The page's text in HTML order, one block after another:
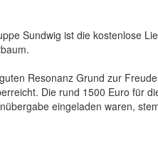
Sundwig ist die kostenlose
Resonanz Grund zur
Die rund 1500 Euro für
eingeladen waren,